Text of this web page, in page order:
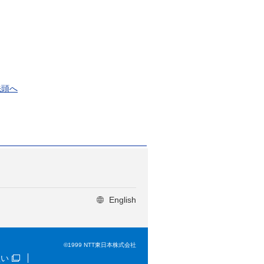
へ
English
©1999 NTT東日本株式会社